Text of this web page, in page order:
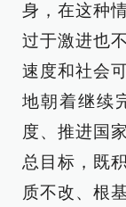
身，在这种
过于激进也
速度和社会
地朝着继续
度、推进国
总目标，既
质不改、根